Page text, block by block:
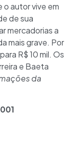
o autor vive em
de sua
mercadorias a
mais grave. Por
R$ 10 mil. Os
e Baeta
da